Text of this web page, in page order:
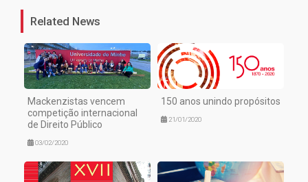
Related News
Mackenzistas vencem
competição internacional
de Direito Público
03/02/2020
150 anos unindo propósitos
21/01/2020